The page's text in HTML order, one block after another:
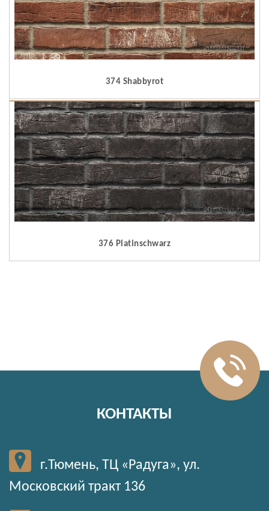
374 Shabbyrot
376 Platinschwarz
КОНТАКТЫ
г.Тюмень, ТЦ «Радуга», ул.
Московский тракт 136